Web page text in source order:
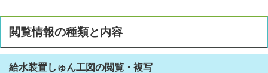
閲覧情報の種類と内容
給水装置しゅん工図の閲覧・複写